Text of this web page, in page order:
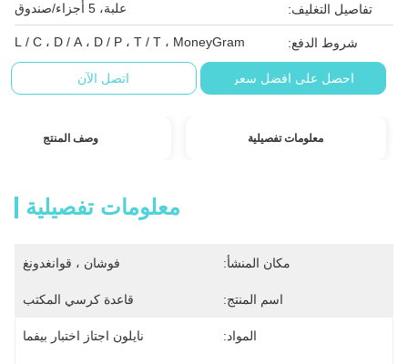
تفاصيل التغليف: علبة، 5 أجزاء/صندوق
شروط الدفع: L / C ، D / A ، D / P ، T / T ، MoneyGram
احصل على افضل سعر اتصل الآن
معلومات تفصيلية وصف المنتج
معلومات تفصيلية
مكان المنشأ: فوشان ، قوانغدونغ
اسم المنتج: قاعدة كرسي المكتب
المواد: نايلون اجتاز اختبار بيفما